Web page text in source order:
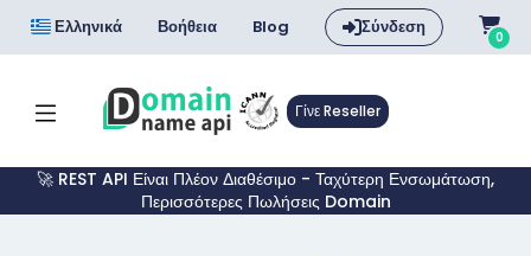
Ελληνικά Βοήθεια Blog Σύνδεση 0
Γίνε Reseller
🚀 REST API Είναι Πλέον Διαθέσιμο - Ταχύτερη Ενσωμάτωση,
Περισσότερες Πωλήσεις Domain